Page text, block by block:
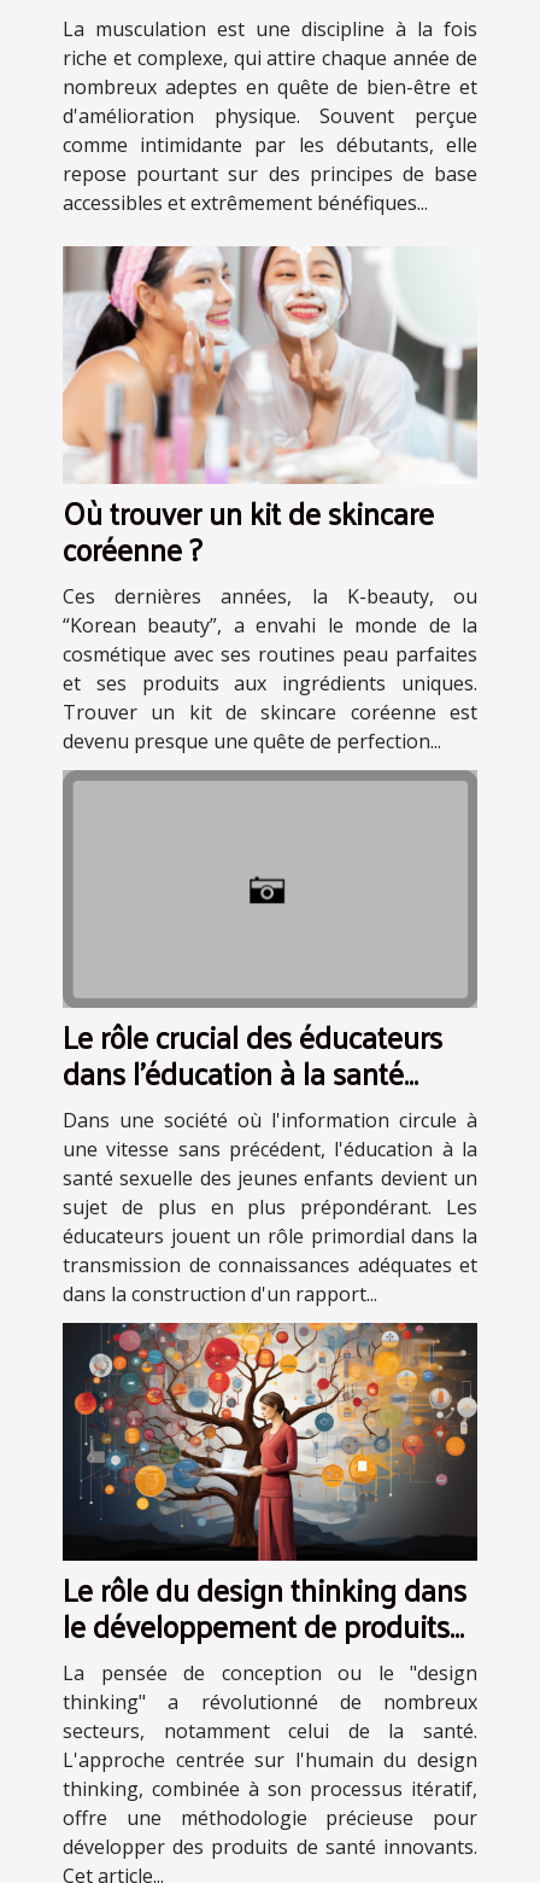
routines
La musculation est une discipline à la fois
riche et complexe, qui attire chaque année de
nombreux adeptes en quête de bien-être et
d'amélioration physique. Souvent perçue
comme intimidante par les débutants, elle
repose pourtant sur des principes de base
accessibles et extrêmement bénéfiques...
Où trouver un kit de skincare
coréenne ?
Ces dernières années, la K-beauty, ou
“Korean beauty”, a envahi le monde de la
cosmétique avec ses routines peau parfaites
et ses produits aux ingrédients uniques.
Trouver un kit de skincare coréenne est
devenu presque une quête de perfection...
Le rôle crucial des éducateurs
dans l'éducation à la santé
sexuelle des jeunes enfants
Dans une société où l'information circule à
une vitesse sans précédent, l'éducation à la
santé sexuelle des jeunes enfants devient un
sujet de plus en plus prépondérant. Les
éducateurs jouent un rôle primordial dans la
transmission de connaissances adéquates et
dans la construction d'un rapport...
Le rôle du design thinking dans
le développement de produits
de santé innovants
La pensée de conception ou le "design
thinking" a révolutionné de nombreux
secteurs, notamment celui de la santé.
L'approche centrée sur l'humain du design
thinking, combinée à son processus itératif,
offre une méthodologie précieuse pour
développer des produits de santé innovants.
Cet article...